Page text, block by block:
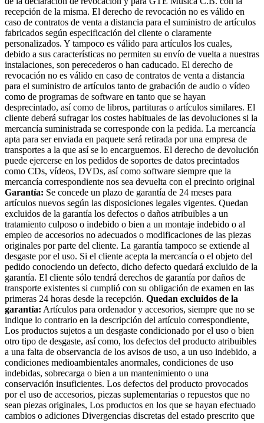
recepción de la misma. El derecho de revocación no es válido en
caso de contratos de venta a distancia para el suministro de artículos
fabricados según especificación del cliente o claramente
personalizados. Y tampoco es válido para artículos los cuales,
debido a sus características no permiten su envío de vuelta a nuestras
instalaciones, son perecederos o han caducado. El derecho de
revocación no es válido en caso de contratos de venta a distancia
para el suministro de artículos tanto de grabación de audio o vídeo
como de programas de software en tanto que se hayan
desprecintado, así como de libros, partituras o artículos similares. El
cliente deberá sufragar los costes habituales de las devoluciones si la
mercancía suministrada se corresponde con la pedida. La mercancía
apta para ser enviada en paquete será retirada por una empresa de
transportes a la que así se lo encarguemos. El derecho de devolución
puede ejercerse en los pedidos de soportes de datos precintados
como CDs, vídeos, DVDs, así como software siempre que la
mercancía correspondiente nos sea devuelta con el precinto original
Garantía: Se concede un plazo de garantía de 24 meses para
artículos nuevos según las disposiciones legales vigentes. Quedan
excluidos de la garantía los defectos o daños atribuibles a un
tratamiento culposo o indebido o bien a un montaje indebido o al
empleo de accesorios no adecuados o modificaciones de las piezas
originales por parte del cliente. La garantía tampoco se extiende al
desgaste por el uso. Si el cliente acepta la mercancía o el objeto del
pedido conociendo un defecto, dicho defecto quedará excluido de la
garantía. El cliente sólo tendrá derechos de garantía por daños de
transporte existentes si cumplió con su obligación de examen en las
primeras 24 horas desde la recepción. Quedan excluidos de la
garantía: Artículos para ordenador y accesorios, siempre que no se
indique lo contrario en la descripción del artículo correspondiente,
Los productos sujetos a un desgaste condicionado por el uso o bien
otro tipo de desgaste, así como, los defectos del producto atribuibles
a una falta de observancia de los avisos de uso, a un uso indebido, a
condiciones medioambientales anormales, condiciones de uso
indebidas, sobrecarga o bien a un mantenimiento o una
conservación insuficientes. Los defectos del producto provocados
por el uso de accesorios, piezas suplementarias o repuestos que no
sean piezas originales, Los productos en los que se hayan efectuado
cambios o adiciones Divergencias discretas del estado prescrito que